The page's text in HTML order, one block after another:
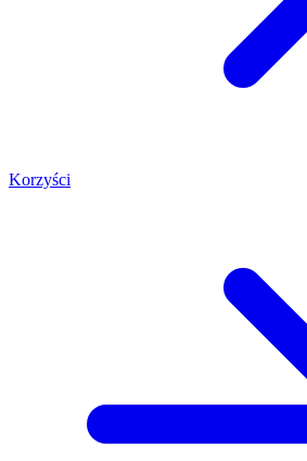
Korzyści